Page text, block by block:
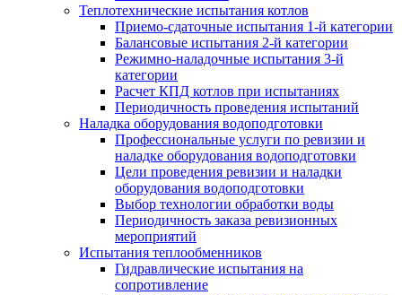
Теплотехнические испытания котлов
Приемо-сдаточные испытания 1-й категории
Балансовые испытания 2-й категории
Режимно-наладочные испытания 3-й
категории
Расчет КПД котлов при испытаниях
Периодичность проведения испытаний
Наладка оборудования водоподготовки
Профессиональные услуги по ревизии и
наладке оборудования водоподготовки
Цели проведения ревизии и наладки
оборудования водоподготовки
Выбор технологии обработки воды
Периодичность заказа ревизионных
мероприятий
Испытания теплообменников
Гидравлические испытания на
сопротивление